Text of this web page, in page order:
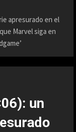
apresurado en el
Marvel siga en
un